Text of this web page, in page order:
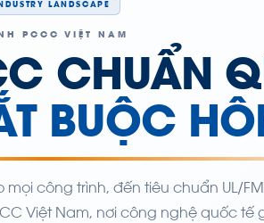
LANDSCAPE
PCCC VIỆT NAM
CHUẨN
BUỘC
mọi công trình, đến tiêu chuẩn UL/
Việt Nam, nơi công nghệ quốc tế